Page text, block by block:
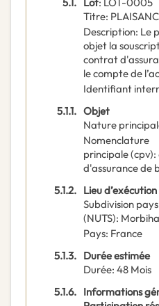
Titre:
Description: Le
objet la
contrat
le compte de
Identifiant
5.1.1. Objet
Nature
Nomenclature
principale(cpv):
d'assurance de
5.1.2. Lieu d’exécution
Subdivision pays
(NUTS):
Pays: France
5.1.3. Durée estimée
Durée: 48 Mois
5.1.6. Informations